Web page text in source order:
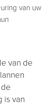
van uw
van de
is van